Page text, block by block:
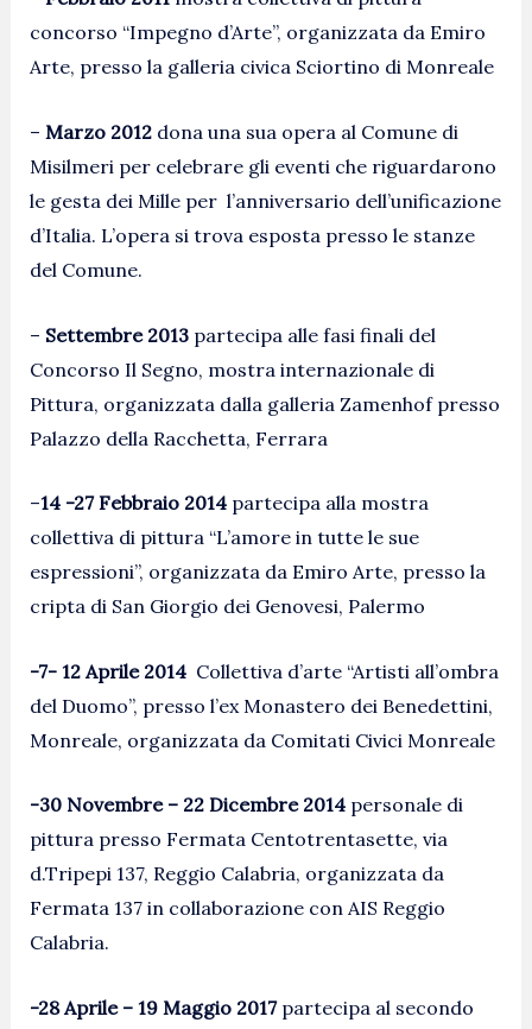
concorso “Impegno d’Arte”, organizzata da Emiro
Arte, presso la galleria civica Sciortino di Monreale
– Marzo 2012dona una sua opera al Comune di
Misilmeri per celebrare gli eventi che riguardarono
le gesta dei Mille per l’anniversario dell’unificazione
d’Italia. L’opera si trova esposta presso le stanze
del Comune.
– Settembre 2013 partecipa alle fasi finali del
Concorso Il Segno, mostra internazionale di
Pittura, organizzata dalla galleria Zamenhof presso
Palazzo della Racchetta, Ferrara
–14 -27 Febbraio 2014 partecipa alla mostra
collettiva di pittura “L’amore in tutte le sue
espressioni”, organizzata da Emiro Arte, presso la
cripta di San Giorgio dei Genovesi, Palermo
-7- 12 Aprile 2014Collettiva d’arte “Artisti all’ombra
del Duomo”, presso l’ex Monastero dei Benedettini,
Monreale, organizzata da Comitati Civici Monreale
-30 Novembre – 22 Dicembre 2014personale di
pittura presso Fermata Centotrentasette, via
d.Tripepi 137, Reggio Calabria, organizzata da
Fermata 137 in collaborazione con AIS Reggio
Calabria.
-28 Aprile – 19 Maggio 2017 partecipa al secondo